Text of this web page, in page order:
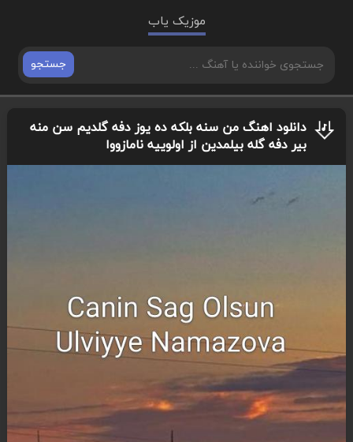
موزیک یاب
جستجو
دانلود اهنگ من سنه بلکه ده یوز دفه گلدیم سن منه
بیر دفه گله بیلمدین از اولوییه نامازووا